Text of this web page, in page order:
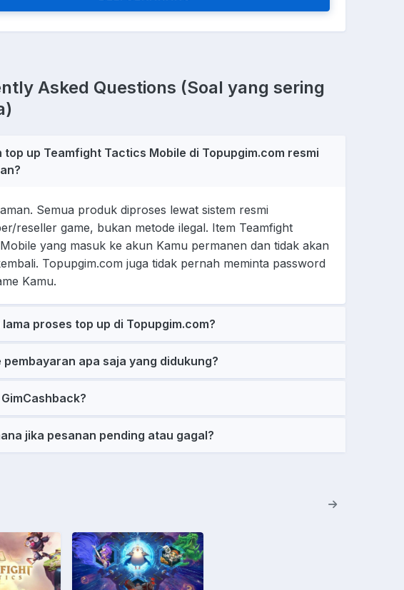
Asked Questions (Soal yang sering
top up Teamfight Tactics Mobile di Topupgim.com resmi
Semua produk diproses lewat sistem resmi
reseller game, bukan metode ilegal. Item Teamfight
yang masuk ke akun Kamu permanen dan tidak akan
Topupgim.com juga tidak pernah meminta password
Kamu.
proses top up di Topupgim.com?
pembayaran apa saja yang didukung?
jika pesanan pending atau gagal?